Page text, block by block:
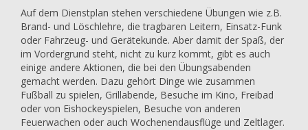
Auf dem Dienstplan stehen verschiedene Übungen wie z.B.
Brand- und Löschlehre, die tragbaren Leitern, Einsatz-Funk
oder Fahrzeug- und Gerätekunde. Aber damit der Spaß, der
im Vordergrund steht, nicht zu kurz kommt, gibt es auch
einige andere Aktionen, die bei den Übungsabenden
gemacht werden. Dazu gehört Dinge wie zusammen
Fußball zu spielen, Grillabende, Besuche im Kino, Freibad
oder von Eishockeyspielen, Besuche von anderen
Feuerwachen oder auch Wochenendausflüge und Zeltlager.